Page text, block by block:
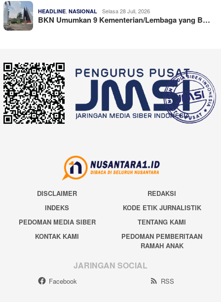
HEADLINE NASIONAL Selasa 28 Juli, 2026
BKN Umumkan 9 Kementerian/Lembaga yang B…
DISCLAIMER
REDAKSI
INDEKS
KODE ETIK JURNALISTIK
PEDOMAN MEDIA SIBER
TENTANG KAMI
KONTAK KAMI
PEDOMAN PEMBERITAAN
RAMAH ANAK
JARINGAN SOCIAL
Facebook RSS